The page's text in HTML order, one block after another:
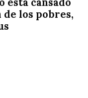
los pobres,